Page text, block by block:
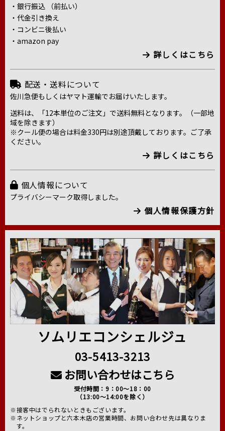
・銀行振込 （前払い）
・代金引き換え
・コンビニ後払い
・amazon pay
詳しくはこちら
配送・送料について
佐川急便もしくはヤマト運輸でお届けいたします。
送料は、「12本単位のご注文」で送料無料となります。（一部地
域を除きます）
※クール便の場合は料金330円は別途頂戴しております。ご了承
ください。
詳しくはこちら
個人情報について
プライバシーマーク取得しました。
個人情報保護方針
ソムリエコンシェルジュ
03-5413-3213
お問い合わせはこちら
受付時間：9：00～18：00
（13:00～14:00を除く）
※接客中はでられないときもございます。
※ネットショップと六本木店の営業時間、お問い合わせ先は異なりま
す。